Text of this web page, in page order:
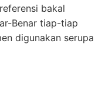
bakal
Benar tiap-tiap
digunakan serupa